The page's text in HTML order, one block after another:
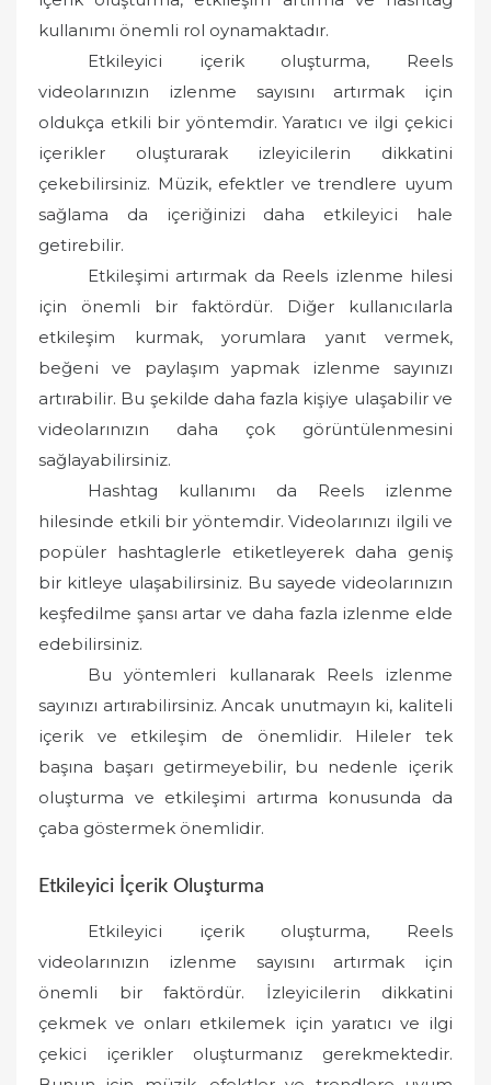
kullanımı önemli rol oynamaktadır.
Etkileyici içerik oluşturma, Reels
videolarınızın izlenme sayısını artırmak için
oldukça etkili bir yöntemdir. Yaratıcı ve ilgi çekici
içerikler oluşturarak izleyicilerin dikkatini
çekebilirsiniz. Müzik, efektler ve trendlere uyum
sağlama da içeriğinizi daha etkileyici hale
getirebilir.
Etkileşimi artırmak da Reels izlenme hilesi
için önemli bir faktördür. Diğer kullanıcılarla
etkileşim kurmak, yorumlara yanıt vermek,
beğeni ve paylaşım yapmak izlenme sayınızı
artırabilir. Bu şekilde daha fazla kişiye ulaşabilir ve
videolarınızın daha çok görüntülenmesini
sağlayabilirsiniz.
Hashtag kullanımı da Reels izlenme
hilesinde etkili bir yöntemdir. Videolarınızı ilgili ve
popüler hashtaglerle etiketleyerek daha geniş
bir kitleye ulaşabilirsiniz. Bu sayede videolarınızın
keşfedilme şansı artar ve daha fazla izlenme elde
edebilirsiniz.
Bu yöntemleri kullanarak Reels izlenme
sayınızı artırabilirsiniz. Ancak unutmayın ki, kaliteli
içerik ve etkileşim de önemlidir. Hileler tek
başına başarı getirmeyebilir, bu nedenle içerik
oluşturma ve etkileşimi artırma konusunda da
çaba göstermek önemlidir.
Etkileyici İçerik Oluşturma
Etkileyici içerik oluşturma, Reels
videolarınızın izlenme sayısını artırmak için
önemli bir faktördür. İzleyicilerin dikkatini
çekmek ve onları etkilemek için yaratıcı ve ilgi
çekici içerikler oluşturmanız gerekmektedir.